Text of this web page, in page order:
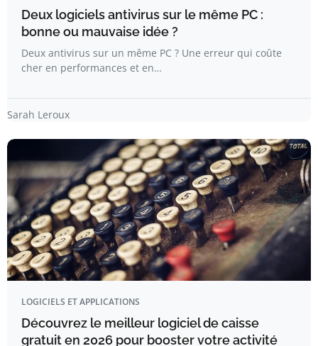
Deux logiciels antivirus sur le même PC :
bonne ou mauvaise idée ?
Deux antivirus sur un même PC ? Une erreur qui coûte
cher en performances et en…
Sarah Leroux
LOGICIELS ET APPLICATIONS
Découvrez le meilleur logiciel de caisse
gratuit en 2026 pour booster votre activité